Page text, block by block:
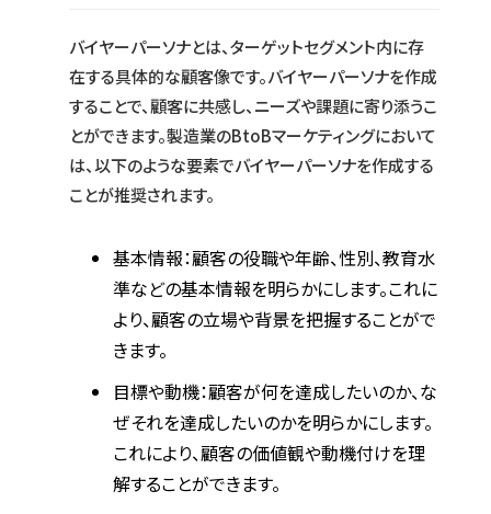
バイヤーパーソナとは、ターゲットセグメント内に存
在する具体的な顧客像です。バイヤーパーソナを作成
することで、顧客に共感し、ニーズや課題に寄り添うこ
とができます。製造業のBtoBマーケティングにおいて
は、以下のような要素でバイヤーパーソナを作成する
ことが推奨されます。
基本情報：顧客の役職や年齢、性別、教育水
準などの基本情報を明らかにします。これに
より、顧客の立場や背景を把握することがで
きます。
目標や動機：顧客が何を達成したいのか、な
ぜそれを達成したいのかを明らかにします。
これにより、顧客の価値観や動機付けを理
解することができます。